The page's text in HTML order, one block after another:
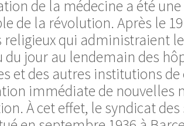
de la médecine a été
de la révolution. Après le
religieux qui administraient
jour au lendemain des
et des autres institutions
immédiate de nouvelles
À cet effet, le syndicat